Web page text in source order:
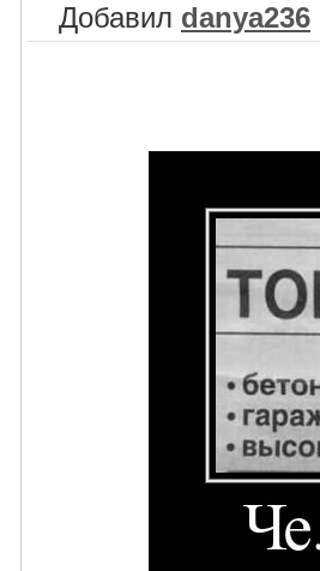
Добавил danya236